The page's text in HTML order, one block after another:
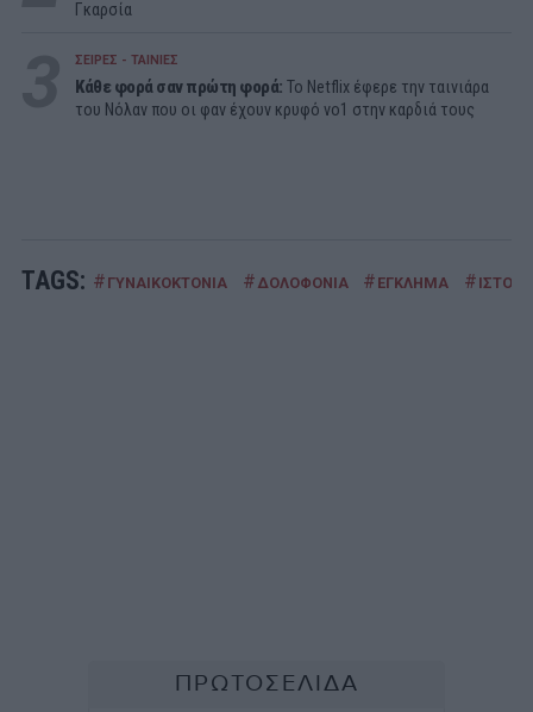
Γκαρσία
ΣΕΙΡΕΣ - ΤΑΙΝΙΕΣ
Κάθε φορά σαν πρώτη φορά: Το Netflix έφερε την ταινιάρα
του Νόλαν που οι φαν έχουν κρυφό νο1 στην καρδιά τους
TAGS: # ΓΥΝΑΙΚΟΚΤΟΝΙΑ # ΔΟΛΟΦΟΝΙΑ # ΕΓΚΛΗΜΑ #